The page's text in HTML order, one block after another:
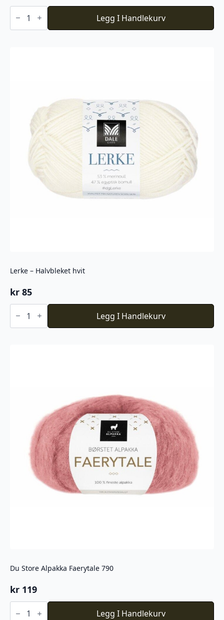
Baby
Ull
Beige
Legg I Handlekurv
Lerke – Halvbleket hvit
kr 85
Lerke
Halvbleket
hvit
Legg I Handlekurv
Du Store Alpakka Faerytale 790
kr 119
Du
Store Legg I Handlekurv